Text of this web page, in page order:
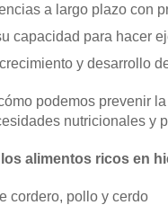
a largo plazo con
capacidad para hacer
y desarrollo
podemos prevenir
nutricionales y
alimentos ricos en
cordero, pollo y cerdo